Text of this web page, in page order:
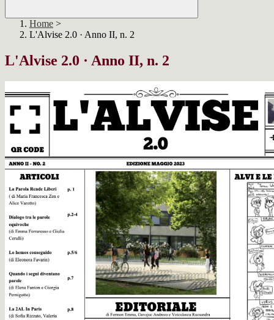
Home >
L'Alvise 2.0 · Anno II, n. 2
L'Alvise 2.0 · Anno II, n. 2